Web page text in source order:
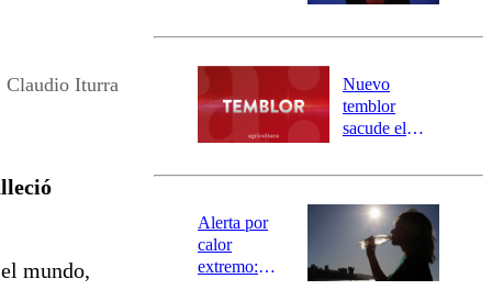
Claudio Iturra
mundo,
Carahue por
río Damas:
activa
mensajería
SAE
Nuevo
temblor
sacude el
revisa la
epicentro
Alerta por
calor
extremo: